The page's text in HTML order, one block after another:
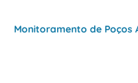
Monitoramento de Poços